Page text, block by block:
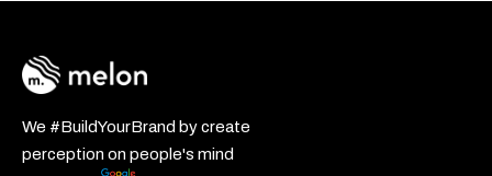
We #BuildYourBrand by create
perception on people's mind